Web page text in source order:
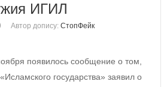
ИГИЛ
Автор допису: СтопФейк
появилось сообщение о том,
государства» заявил о